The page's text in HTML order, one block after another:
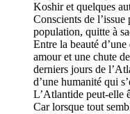
Koshir et quelques
Conscients de
population, quitte à
Entre la beauté
amour et une chute
derniers jours de
d’une humanité qui
L’Atlantide peut-elle
Car lorsque tout